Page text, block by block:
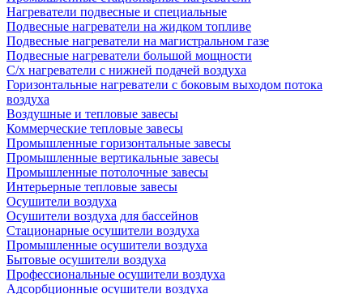
Нагреватели подвесные и специальные
Подвесные нагреватели на жидком топливе
Подвесные нагреватели на магистральном газе
Подвесные нагреватели большой мощности
С/х нагреватели с нижней подачей воздуха
Горизонтальные нагреватели с боковым выходом потока
воздуха
Воздушные и тепловые завесы
Коммерческие тепловые завесы
Промышленные горизонтальные завесы
Промышленные вертикальные завесы
Промышленные потолочные завесы
Интерьерные тепловые завесы
Осушители воздуха
Осушители воздуха для бассейнов
Стационарные осушители воздуха
Промышленные осушители воздуха
Бытовые осушители воздуха
Профессиональные осушители воздуха
Адсорбционные осушители воздуха